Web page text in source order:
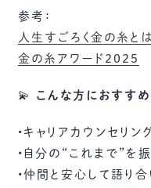
参考：
人生すごろく金の糸とは
金の糸アワード2025
💫 こんな方におすすめ
•キャリアカウンセリ
•自分の“これまで”を
•仲間と安心して語り